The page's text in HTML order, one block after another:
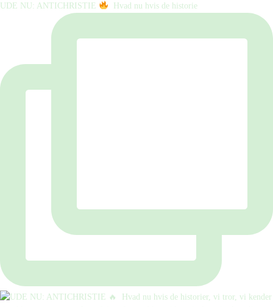
UDE NU: ANTICHRISTIE ⁠ ⁠ Hvad nu hvis de historie